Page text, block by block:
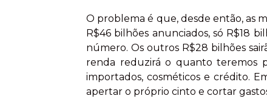
O problema é que, desde então, as
R$46 bilhões anunciados, só R$18
número. Os outros R$28 bilhões
renda reduzirá o quanto teremos
importados, cosméticos e crédito.
apertar o próprio cinto e cortar